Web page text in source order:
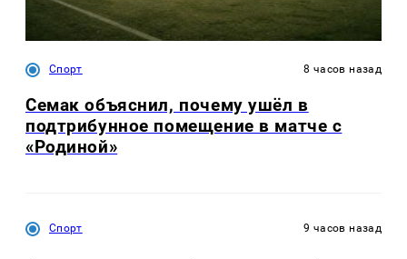
Спорт 8 часов назад
Семак объяснил, почему ушёл в
подтрибунное помещение в матче с
«Родиной»
Спорт 9 часов назад